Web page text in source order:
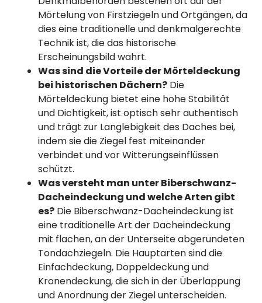
Mörtelung von Firstziegeln und Ortgängen, da
dies eine traditionelle und denkmalgerechte
Technik ist, die das historische
Erscheinungsbild wahrt.
Was sind die Vorteile der Mörteldeckung
bei historischen Dächern? Die
Mörteldeckung bietet eine hohe Stabilität
und Dichtigkeit, ist optisch sehr authentisch
und trägt zur Langlebigkeit des Daches bei,
indem sie die Ziegel fest miteinander
verbindet und vor Witterungseinflüssen
schützt.
Was versteht man unter Biberschwanz-
Dacheindeckung und welche Arten gibt
es? Die Biberschwanz-Dacheindeckung ist
eine traditionelle Art der Dacheindeckung
mit flachen, an der Unterseite abgerundeten
Tondachziegeln. Die Hauptarten sind die
Einfachdeckung, Doppeldeckung und
Kronendeckung, die sich in der Überlappung
und Anordnung der Ziegel unterscheiden.